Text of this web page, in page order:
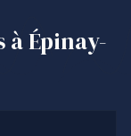
à Épinay-